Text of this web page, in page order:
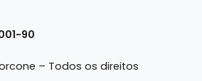
90
– Todos os direitos